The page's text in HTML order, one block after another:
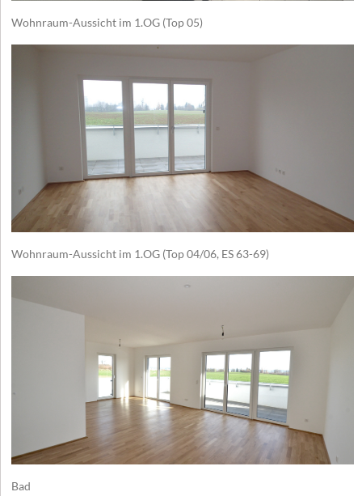
Wohnraum-Aussicht im 1.OG (Top 05)
Wohnraum-Aussicht im 1.OG (Top 04/06, ES 63-69)
Bad